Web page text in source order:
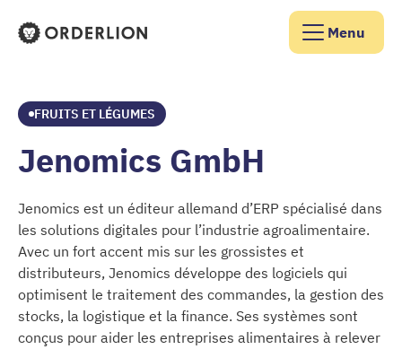
Menu
FRUITS ET LÉGUMES
Jenomics GmbH
Jenomics est un éditeur allemand d’ERP spécialisé dans
les solutions digitales pour l’industrie agroalimentaire.
Avec un fort accent mis sur les grossistes et
distributeurs, Jenomics développe des logiciels qui
optimisent le traitement des commandes, la gestion des
stocks, la logistique et la finance. Ses systèmes sont
conçus pour aider les entreprises alimentaires à relever